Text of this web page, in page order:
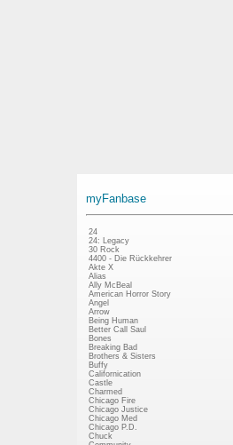
myFanbase
24
24: Legacy
30 Rock
4400 - Die Rückkehrer
Akte X
Alias
Ally McBeal
American Horror Story
Angel
Arrow
Being Human
Better Call Saul
Bones
Breaking Bad
Brothers & Sisters
Buffy
Californication
Castle
Charmed
Chicago Fire
Chicago Justice
Chicago Med
Chicago P.D.
Chuck